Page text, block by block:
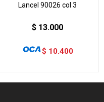
Lancel 90026 col 3
$ 13.000
$ 10.400